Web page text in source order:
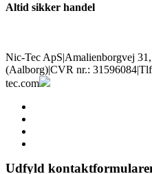
Altid sikker handel
Nic-Tec ApS|Amalienborgvej
(Aalborg)|CVR nr.: 31596084|
tec.com
Udfyld